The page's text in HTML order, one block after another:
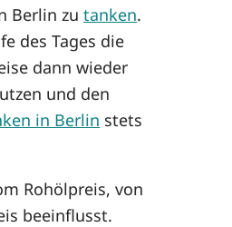
Berlin zutanken.
des Tages die
dann wieder
und den
in Berlin stets
Rohölpreis, von
beeinflusst.